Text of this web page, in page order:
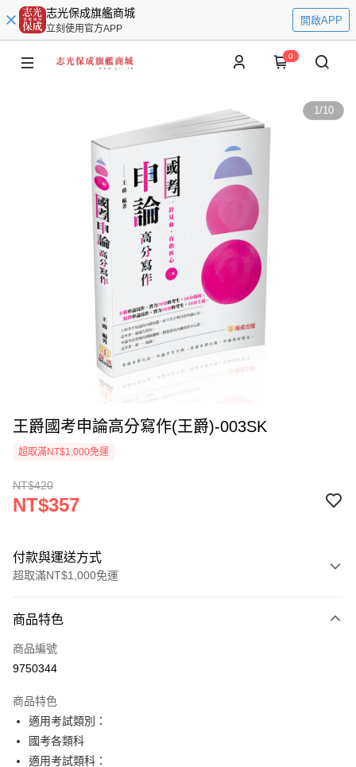
志光保成旗艦商城
立刻使用官方APP
開啟APP
0
1/10
王爵國考申論高分寫作(王爵)-003SK
超取滿NT$1,000免運
NT$420
NT$357
付款與運送方式
超取滿NT$1,000免運
信用卡一次付款
超商取貨付款
Apple Pay
悠遊付
商品特色
商品編號
9750344
商品特色
適用考試類別：
國考各類科
適用考試類科：